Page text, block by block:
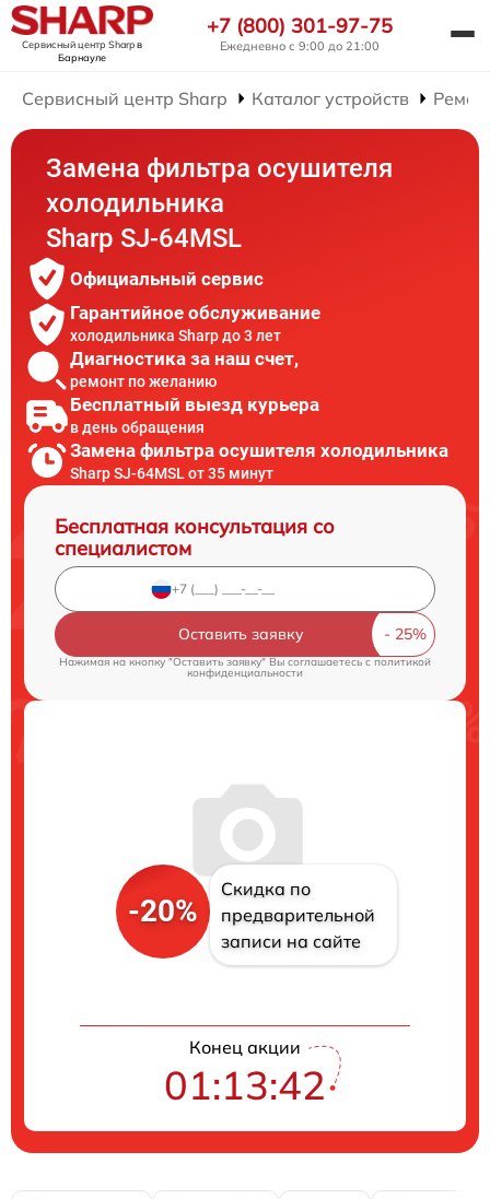
Сервисный центр Sharpв
Барнауле
+7 (800) 301-97-75
Ежедневно с 9:00 до 21:00
Сервисный центр Sharp Каталог устройств
Замена фильтра осушителя
холодильника
Sharp SJ-64MSL
Официальный сервис
Гарантийное обслуживание
холодильника Sharp до 3 лет
Диагностика за наш счет,
ремонт по желанию
Бесплатный выезд курьера
в день обращения
Замена фильтра осушителя холодильника
Sharp SJ-64MSL от 35 минут
Бесплатная консультация со
специалистом
Оставить заявку
Нажимая на кнопку "Оставить заявку" Вы соглашаетесь cполитикой
конфиденциальности
-20%
Скидка по
предварительной
записи на сайте
Конец акции
01:13:41